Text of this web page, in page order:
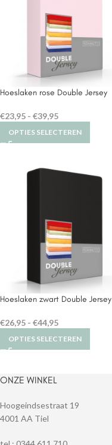
Hoeslaken rose Double Jersey
€23,95 - €39,95
OPTIES SELECTEREN
Hoeslaken zwart Double Jersey
€26,95 - €44,95
OPTIES SELECTEREN
ONZE WINKEL
Hoogeindsestraat 19
4001 AA Tiel